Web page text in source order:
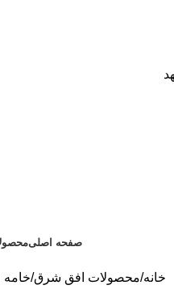
صفحه اصلی
خانه محصولات افق شرق خامه